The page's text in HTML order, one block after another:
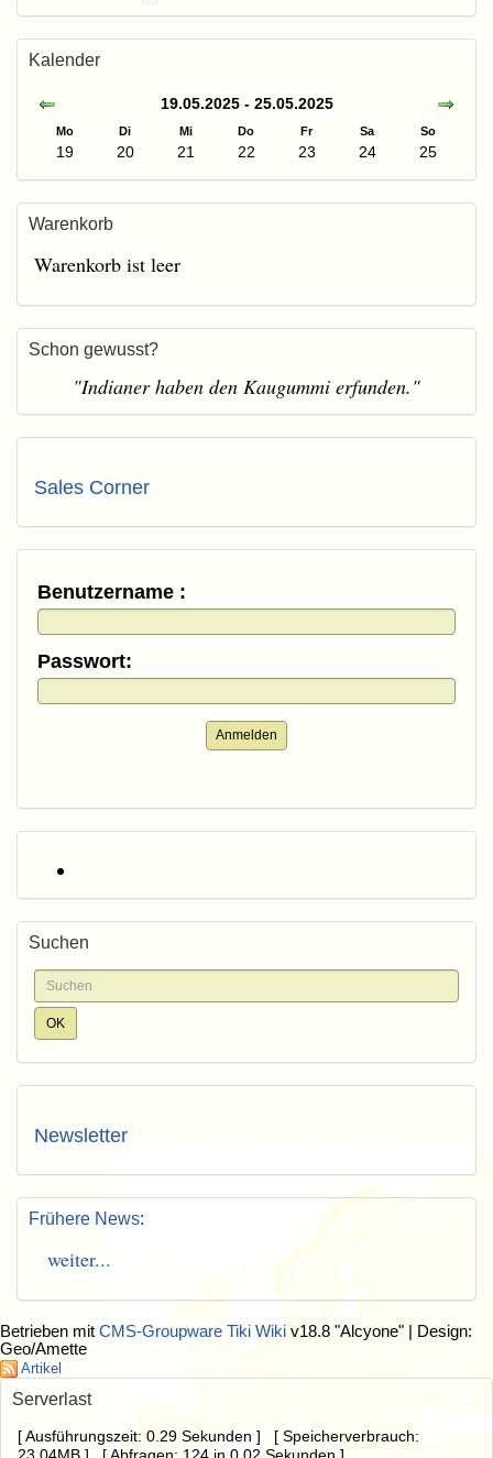
Kalender
19.05.2025 - 25.05.2025
Mo Di Mi Do Fr Sa So
19 20 21 22 23 24 25
Warenkorb
Warenkorb ist leer
Schon gewusst?
"Indianer haben den Kaugummi erfunden."
Sales Corner
Benutzername :
Passwort:
Anmelden
Suchen
Newsletter
Frühere News:
weiter...
Betrieben mit CMS-Groupware Tiki Wiki v18.8 "Alcyone" | Design:
Geo/Amette
Artikel
Serverlast
[ Ausführungszeit: 0.29 Sekunden ] [ Speicherverbrauch: